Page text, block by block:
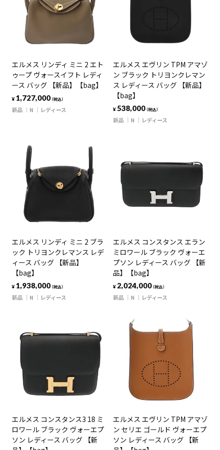
エルメス リンディ ミニ 2 エト
ゥープ ヴォースイフト レディ
ース バッグ 【新品】【bag】
¥ 1,727,000（税込）
新品 N レディース
エルメス エヴリン TPM アマゾ
ン ブラック トリヨンクレマン
ス レディース バッグ 【新品】
【bag】
¥ 538,000（税込）
新品 N レディース
エルメス リンディ ミニ 2 ブラ
ック トリヨンクレマンス レデ
ィース バッグ 【新品】
【bag】
¥ 1,938,000（税込）
新品 N レディース
エルメス コンスタンス エラン
ミロワール ブラック ヴォーエ
プソン レディース バッグ 【新
品】【bag】
¥ 2,024,000（税込）
新品 N レディース
エルメス コンスタンス3 18 ミ
ロワール ブラック ヴォーエプ
ソン レディース バッグ 【新
エルメス エヴリン TPM アマゾ
ン セリエ ゴールド ヴォーエプ
ソン レディース バッグ 【新